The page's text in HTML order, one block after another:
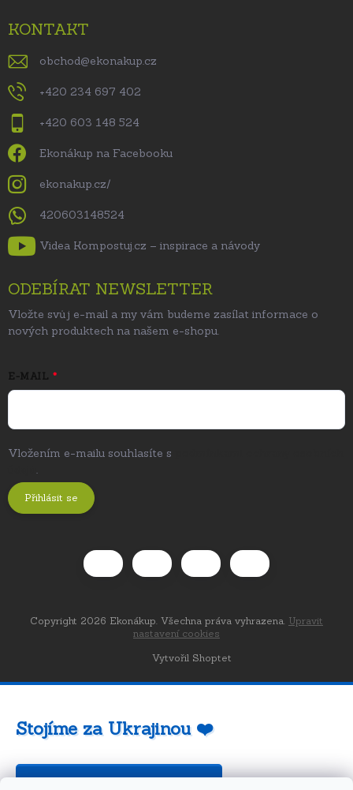
KONTAKT
obchod@ekonakup.cz
+420 234 697 402
+420 603 148 524
Ekonákup na Facebooku
ekonakup.cz/
420603148524
Videa Kompostuj.cz – inspirace a návody
ODEBÍRAT NEWSLETTER
Vložte svůj e-mail a my vám budeme zasílat informace o
nových produktech na našem e-shopu.
E-MAIL
Vložením e-mailu souhlasíte s
.
Přihlásit se
Vytvořil Shoptet
Copyright 2026 Ekonákup. Všechna práva vyhrazena. Upravit
nastavení cookies
Stojíme za Ukrajinou ❤️